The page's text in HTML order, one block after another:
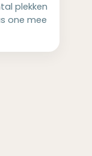
plekken
one mee